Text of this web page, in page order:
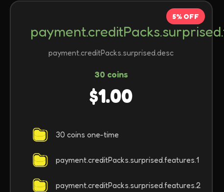
5% OFF
payment.creditPacks.surprised.desc
30 coins
$1.00
30 coins one-time
payment.creditPacks.surprised.features.1
payment.creditPacks.surprised.features.2